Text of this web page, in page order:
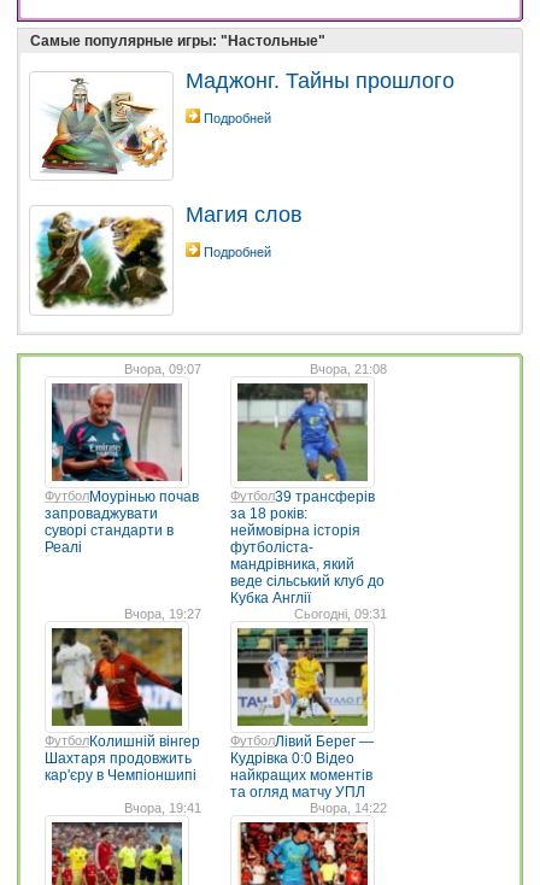
Самые популярные игры: "Настольные"
Маджонг. Тайны прошлого
Подробней
Магия слов
Подробней
Вчора, 09:07
ФутболМоурінью почав
запроваджувати
суворі стандарти в
Реалі
Вчора, 21:08
Футбол39 трансферів
за 18 років:
неймовірна історія
футболіста-
мандрівника, який
веде сільський клуб до
Кубка Англії
Вчора, 19:27
ФутболКолишній вінгер
Шахтаря продовжить
кар'єру в Чемпіоншипі
Сьогодні, 09:31
ФутболЛівий Берег —
Кудрівка 0:0 Відео
найкращих моментів
та огляд матчу УПЛ
Вчора, 19:41 Вчора, 14:22